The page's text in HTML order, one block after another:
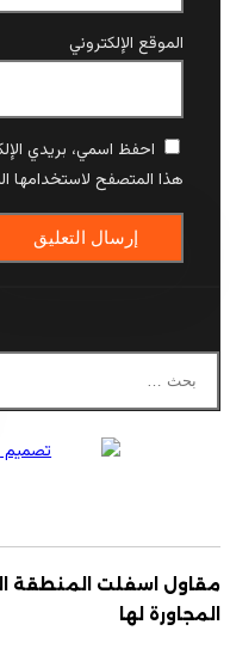
الموقع الإلكتروني
احفظ اسمي، بريدي
هذا المتصفح لاستخدامها
مقاول اسفلت المنطقة
المجاورة لها